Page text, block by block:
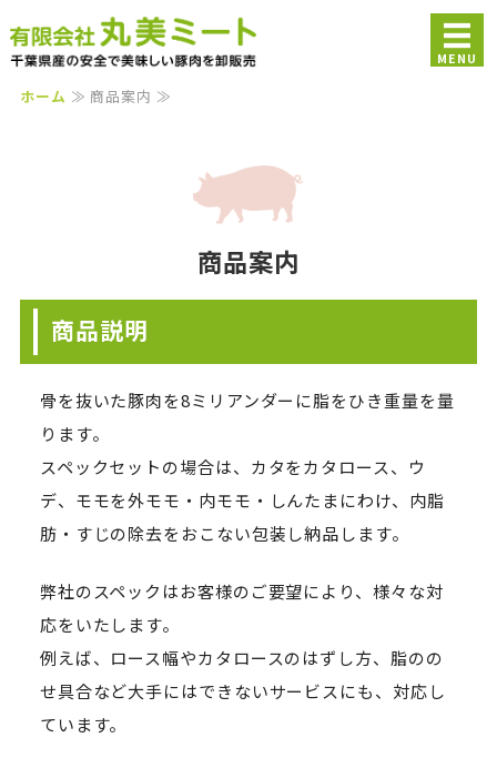
千葉県産豚肉の卸販売｜
MENU
ホーム
お問い合わせ
ホーム ≫ 商品案内 ≫
商品案内
商品説明
骨を抜いた豚肉を8ミリアンダーに脂をひき重量を量
ります。
スペックセットの場合は、カタをカタロース、ウ
デ、モモを外モモ・内モモ・しんたまにわけ、内脂
肪・すじの除去をおこない包装し納品します。
弊社のスペックはお客様のご要望により、様々な対
応をいたします。
例えば、ロース幅やカタロースのはずし方、脂のの
せ具合など大手にはできないサービスにも、対応し
ています。